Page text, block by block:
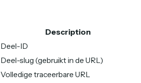
Description
Deel-ID
Deel-slug (gebruikt in de URL)
Volledige traceerbare URL